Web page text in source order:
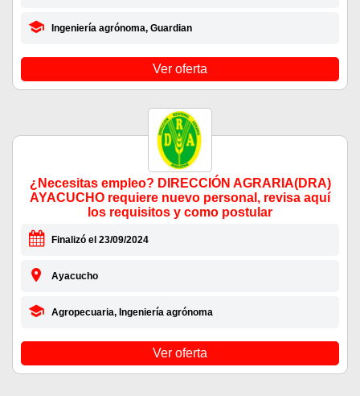
Ingeniería agrónoma, Guardian
Ver oferta
¿Necesitas empleo? DIRECCIÓN AGRARIA(DRA)
AYACUCHO requiere nuevo personal, revisa aquí
los requisitos y como postular
Finalizó el 23/09/2024
Ayacucho
Agropecuaria, Ingeniería agrónoma
Ver oferta